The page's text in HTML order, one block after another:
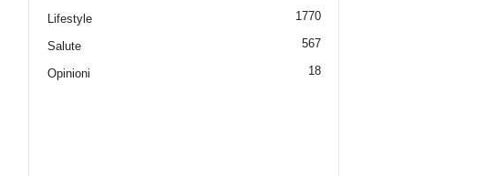
Lifestyle 1770
Salute 567
Opinioni 18